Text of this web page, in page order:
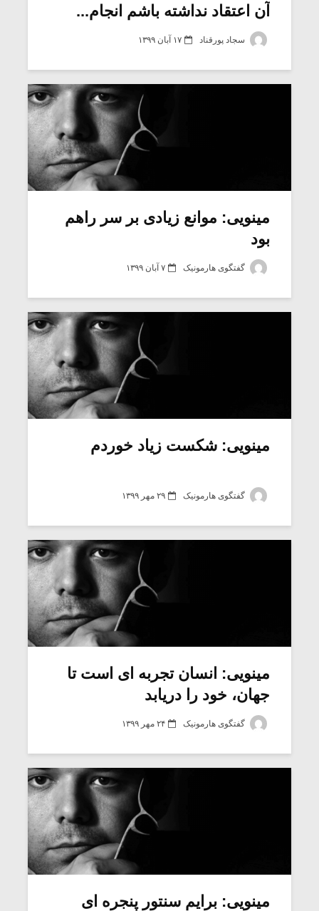
آن اعتقاد نداشته باشم انجام...
سجاد پورقناد ۱۷ آبان ۱۳۹۹
مینویی: موانع زیادی بر سر راهم
بود
گفتگوی هارمونیک ۷ آبان ۱۳۹۹
مینویی: شکست زیاد خوردم
گفتگوی هارمونیک ۲۹ مهر ۱۳۹۹
مینویی: انسان تجربه ای است تا
جهان، خود را دریابد
گفتگوی هارمونیک ۲۴ مهر ۱۳۹۹
مینویی: برایم سنتور پنجره ای